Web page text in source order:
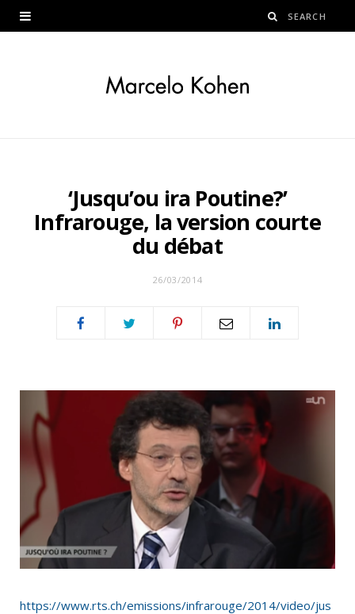
‘Jusqu’ou ira Poutine?’
Infrarouge, la version courte
du débat
26/03/2014
https://www.rts.ch/emissions/infrarouge/2014/video/jus